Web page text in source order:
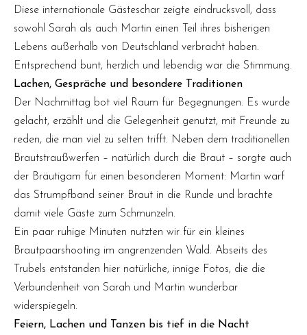
Diese internationale Gästeschar zeigte eindrucksvoll, dass
sowohl Sarah als auch Martin einen Teil ihres bisherigen
Lebens außerhalb von Deutschland verbracht haben.
Entsprechend bunt, herzlich und lebendig war die Stimmung.
Lachen, Gespräche und besondere Traditionen
Der Nachmittag bot viel Raum für Begegnungen. Es wurde
gelacht, erzählt und die Gelegenheit genutzt, mit Freunde zu
reden, die man viel zu selten trifft. Neben dem traditionellen
Brautstraußwerfen – natürlich durch die Braut – sorgte auch
der Bräutigam für einen besonderen Moment: Martin warf
das Strumpfband seiner Braut in die Runde und brachte
damit viele Gäste zum Schmunzeln.
Ein paar ruhige Minuten nutzten wir für ein kleines
Brautpaarshooting im angrenzenden Wald. Abseits des
Trubels entstanden hier natürliche, innige Fotos, die die
Verbundenheit von Sarah und Martin wunderbar
widerspiegeln.
Feiern, Lachen und Tanzen bis tief in die Nacht